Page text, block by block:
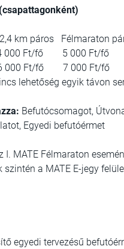
km páros Félmaraton
Ft/fő 5 000 Ft/
000 Ft/fő 7 000 Ft/
lehetőség egyik távon
Befutócsomagot,
Egyedi befutóérmet
I. MATE Félmaraton
a MATE E-jegy
egyedi tervezésű